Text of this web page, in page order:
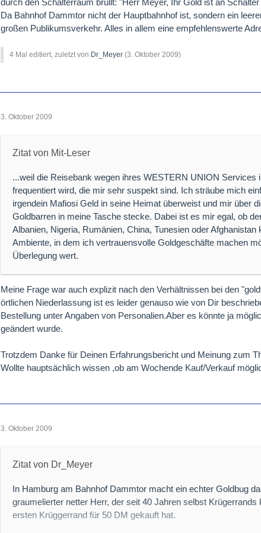
durch den Schalterraum brüllt: "Herr Meyer, Ihr Gold ist an
Da Bahnhof Dammtor nicht der Hauptbahnhof ist, sondern ein
großen Publikumsverkehr. Alles in allem eine empfehlenswerte
4 Mal editiert, zuletzt von Dr_Meyer (3. Oktober 2009)
3. Oktober 2009
Zitat von Mit-Leser
...weil die Reisebank wegen ihres WESTERN UNION Services
frequentiert wird, die mir sehr suspekt sind. Ich sträube mich
irgendein Mafiosi Geld in seine Heimat überweist und mir über
Goldbarren in meine Tasche stecke. Dabei ist es mir egal, ob
Albanien, Nigeria, Rumänien, China, Tunesien oder
Ambiente, in dem ich vertrauensvolle Goldgeschäfte machen
Überlegung wert.
Meine Frage war auch explizit nach den Verhältnissen bei den
örtlichen Niederlassung ist es leider genauso wie von Dir
Bestellung unter Angaben von Personalien.Aber es könnte ja
geändert wurde.
Trotzdem Danke für Deinen Erfahrungsbericht und Meinung zum
Wollte hauptsächlich wissen ,ob am Wochende Kauf/Verkauf
3. Oktober 2009
Zitat von Dr_Meyer
In Hamburg am Bahnhof Dammtor macht ein echter Goldbug
graumelierter netter Herr, der seit 40 Jahren selbst
ersten Krüggerrand für 50 DM gekauft hat.